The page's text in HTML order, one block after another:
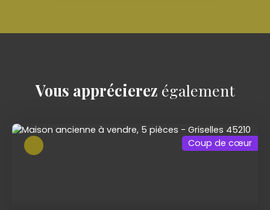
Vous apprécierez également
Coup de cœur